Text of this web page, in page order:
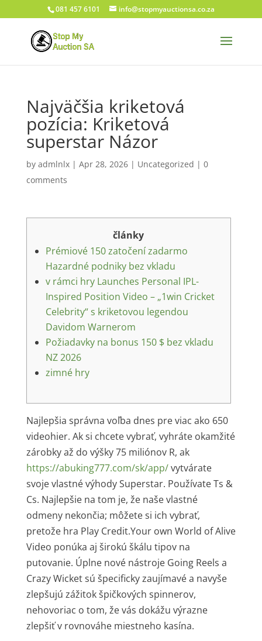
081 457 6101 info@stopmyauctionsa.co.za
Najväčšia kriketová
pozícia: Kriketová
superstar Názor
by admlnlx| Apr 28, 2026| Uncategorized | 0
comments
články
Prémiové 150 zatočení zadarmo
Hazardné podniky bez vkladu
v rámci hry Launches Personal IPL-
Inspired Position Video – „1win Cricket
Celebrity“ s kriketovou legendou
Davidom Warnerom
Požiadavky na bonus 150 $ bez vkladu
NZ 2026
zimné hry
Najlepšia správna voľba dnes pre viac ako 650
videohier. Ak si chcete vybrať, vyhráte okamžité
zárobky až do výšky 75 miliónov R, ak
https://abuking777.com/sk/app/vytvárate
svoje vlastné výhody Superstar. Používate Ts &
Cs. Najlepšie na tom je, že naše vlastné
odmeny nekončia; môžete si ich vybrať,
pretože hra Play Credit.Your own World of Alive
Video ponúka aj širokú škálu tipov na
putovanie. Úplne nové nástroje Going Reels a
Crazy Wicket sú špecificky zaujímavé a navyše
zlepšujú zážitok špičkových spinnerov,
nehovoriac o tom, že vás dokážu výrazne
zlepšiť v rovnováhe miestneho kasína.